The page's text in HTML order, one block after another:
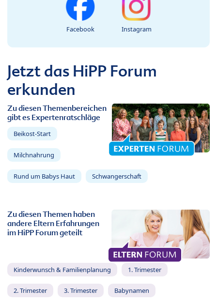
Facebook Instagram
Jetzt das HiPP Forum
erkunden
Zu diesen Themenbereichen
gibt es Expertenratschläge
Beikost-Start
Milchnahrung
Rund um Babys Haut Schwangerschaft
Zu diesen Themen haben
andere Eltern Erfahrungen
im HiPP Forum geteilt
Kinderwunsch & Familienplanung 1. Trimester
2. Trimester 3. Trimester Babynamen